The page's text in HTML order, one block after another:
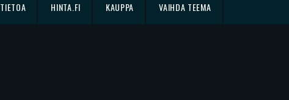
TIETOA HINTA.FI KAUPPA VAIHDA TEEMA